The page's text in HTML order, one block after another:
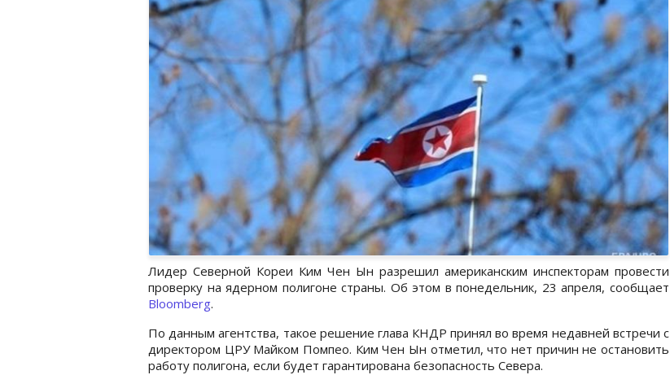
Лидер Северной Кореи Ким Чен Ын разрешил американским инспекторам провести
проверку на ядерном полигоне страны. Об этом в понедельник, 23 апреля, сообщает
Bloomberg.
По данным агентства, такое решение глава КНДР принял во время недавней встречи с
директором ЦРУ Майком Помпео. Ким Чен Ын отметил, что нет причин не остановить
работу полигона, если будет гарантирована безопасность Севера.